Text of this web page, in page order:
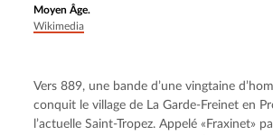
Moyen Âge.
Wikimedia
Vers 889, une bande d’une vingtaine
conquit le village de La Garde-Freinet en
l’actuelle Saint-Tropez. Appelé «Fraxinet»